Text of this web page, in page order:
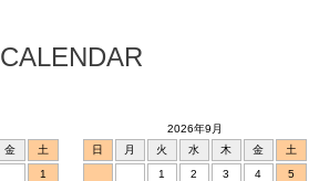
CALENDAR
金
土
1
2026年9月
日
月 火 水 木 金
土
1
2 3 4
5